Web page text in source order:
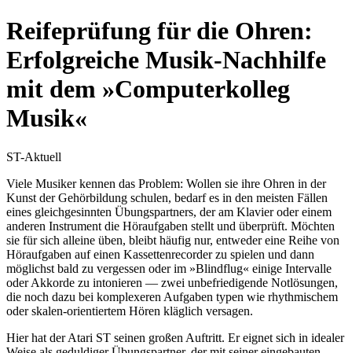
Reifeprüfung für die Ohren:
Erfolgreiche Musik-Nachhilfe
mit dem »Computerkolleg
Musik«
ST-Aktuell
Viele Musiker kennen das Problem: Wollen sie ihre Ohren in der
Kunst der Gehörbildung schulen, bedarf es in den meisten Fällen
eines gleichgesinnten Übungspartners, der am Klavier oder einem
anderen Instrument die Höraufgaben stellt und überprüft. Möchten
sie für sich alleine üben, bleibt häufig nur, entweder eine Reihe von
Höraufgaben auf einen Kassettenrecorder zu spielen und dann
möglichst bald zu vergessen oder im »Blindflug« einige Intervalle
oder Akkorde zu intonieren — zwei unbefriedigende Notlösungen,
die noch dazu bei komplexeren Aufgaben typen wie rhythmischem
oder skalen-orientiertem Hören kläglich versagen.
Hier hat der Atari ST seinen großen Auftritt. Er eignet sich in idealer